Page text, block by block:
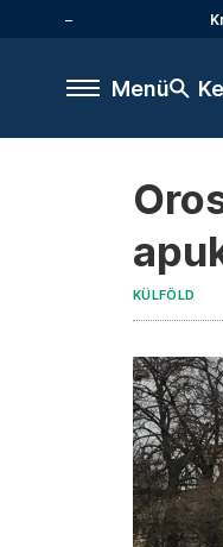
Menü
KÜLFÖLD